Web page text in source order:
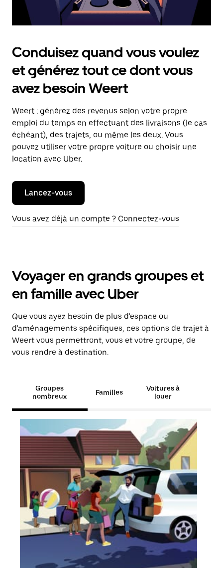
Conduisez quand vous voulez
et générez tout ce dont vous
avez besoin Weert
Weert : générez des revenus selon votre propre
emploi du temps en effectuant des livraisons (le cas
échéant), des trajets, ou même les deux. Vous
pouvez utiliser votre propre voiture ou choisir une
location avec Uber.
Lancez-vous
Vous avez déjà un compte ? Connectez-vous
Voyager en grands groupes et
en famille avec Uber
Que vous ayez besoin de plus d'espace ou
d'aménagements spécifiques, ces options de trajet à
Weert vous permettront, vous et votre groupe, de
vous rendre à destination.
Groupes
nombreux
Familles
Voitures à
louer